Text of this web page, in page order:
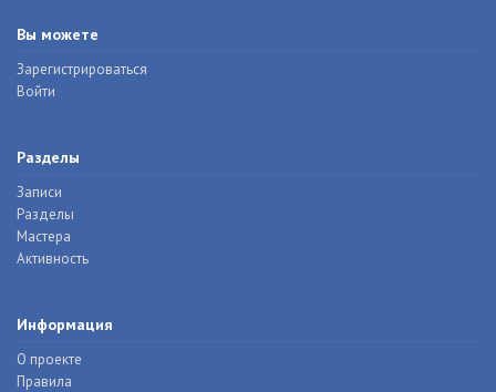
Вы можете
Зарегистрироваться
Войти
Разделы
Записи
Разделы
Мастера
Активность
Информация
О проекте
Правила